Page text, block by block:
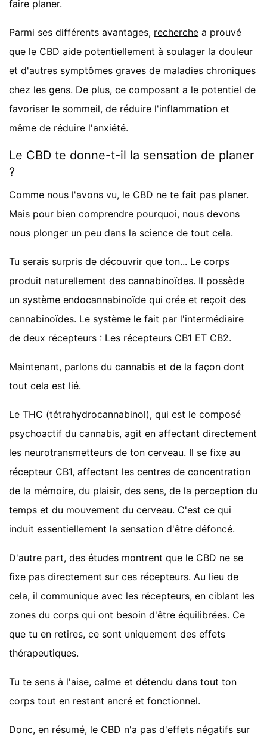
faire planer.
Parmi ses différents avantages, recherche a prouvé
que le CBD aide potentiellement à soulager la douleur
et d'autres symptômes graves de maladies chroniques
chez les gens. De plus, ce composant a le potentiel de
favoriser le sommeil, de réduire l'inflammation et
même de réduire l'anxiété.
Le CBD te donne-t-il la sensation de planer
?
Comme nous l'avons vu, le CBD ne te fait pas planer.
Mais pour bien comprendre pourquoi, nous devons
nous plonger un peu dans la science de tout cela.
Tu serais surpris de découvrir que ton... Le corps
produit naturellement des cannabinoïdes. Il possède
un système endocannabinoïde qui crée et reçoit des
cannabinoïdes. Le système le fait par l'intermédiaire
de deux récepteurs : Les récepteurs CB1 ET CB2.
Maintenant, parlons du cannabis et de la façon dont
tout cela est lié.
Le THC (tétrahydrocannabinol), qui est le composé
psychoactif du cannabis, agit en affectant directement
les neurotransmetteurs de ton cerveau. Il se fixe au
récepteur CB1, affectant les centres de concentration
de la mémoire, du plaisir, des sens, de la perception du
temps et du mouvement du cerveau. C'est ce qui
induit essentiellement la sensation d'être défoncé.
D'autre part, des études montrent que le CBD ne se
fixe pas directement sur ces récepteurs. Au lieu de
cela, il communique avec les récepteurs, en ciblant les
zones du corps qui ont besoin d'être équilibrées. Ce
que tu en retires, ce sont uniquement des effets
thérapeutiques.
Tu te sens à l'aise, calme et détendu dans tout ton
corps tout en restant ancré et fonctionnel.
Donc, en résumé, le CBD n'a pas d'effets négatifs sur